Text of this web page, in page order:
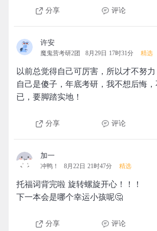
分享 评论
许安
魔鬼营考研2团 8月29日 17时31分 精选
以前总觉得自己可厉害，所以才不努
自己是傻子，年底考研，我不想后悔
已，要脚踏实地！
分享 评论
加一
冲鸭！ 8月22日 21时47分 精选
托福词背完啦 旋转螺旋开心！！！
下一本会是哪个幸运小孩呢🤔
分享 评论